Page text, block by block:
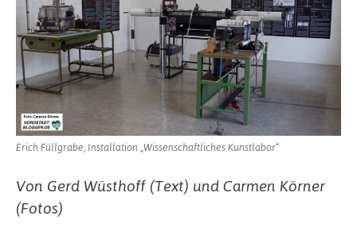
Erich Füllgrabe, Installation „Wissenschaftliches Kunstlabor“
Von Gerd Wüsthoff (Text) und Carmen Körner
(Fotos)